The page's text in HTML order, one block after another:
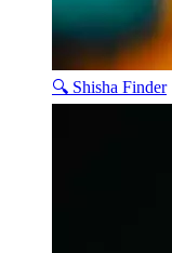
🔍 Shisha Finder